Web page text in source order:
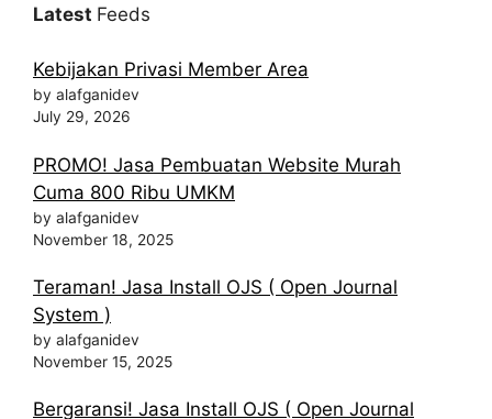
Latest Feeds
Kebijakan Privasi Member Area
by alafganidev
July 29, 2026
PROMO! Jasa Pembuatan Website Murah
Cuma 800 Ribu UMKM
by alafganidev
November 18, 2025
Teraman! Jasa Install OJS ( Open Journal
System )
by alafganidev
November 15, 2025
Bergaransi! Jasa Install OJS ( Open Journal